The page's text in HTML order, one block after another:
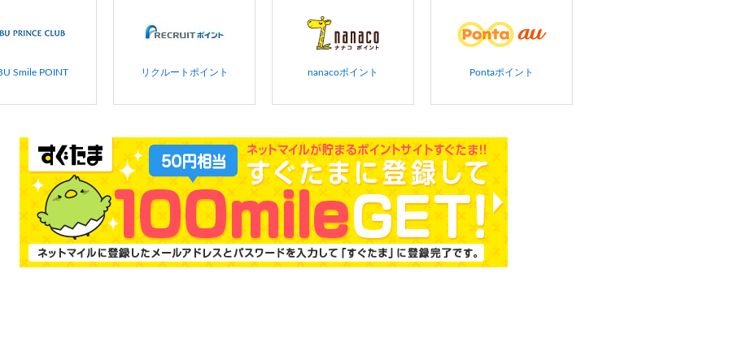
Smile POINT リクルートポイント nanacoポイント Pontaポイント